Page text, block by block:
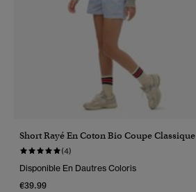
Short Rayé En Coton Bio Coupe Classique
(4)
Disponible En Dautres Coloris
€39.99